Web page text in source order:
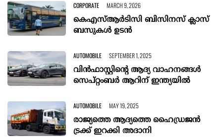
CORPORATE MARCH 9, 2026
കെഎസ്ആർടിസി ബിസിനസ് ക്ലാസ്
ബസുകൾ ഉടൻ
AUTOMOBILE SEPTEMBER 1, 2025
വിന്‍ഫാസ്റ്റിന്റെ ആദ്യ വാഹനങ്ങള്‍
സെപ്റ്റംബര്‍ ആറിന് ഇന്ത്യയില്‍
AUTOMOBILE MAY 19, 2025
രാജ്യത്തെ ആദ്യത്തെ ഹൈഡ്രജൻ
ട്രക്ക് ഇറക്കി അദാനി